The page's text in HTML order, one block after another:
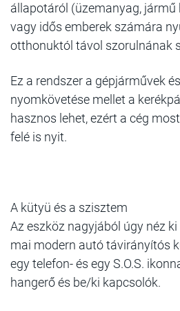
állapotáról (üzemanyag, jármű
vagy idős emberek számára
otthonuktól távol szorulnának
Ez a rendszer a gépjárművek
nyomkövetése mellet a
hasznos lehet, ezért a cég
felé is nyit.
A kütyü és a szisztem
Az eszköz nagyjából úgy néz
mai modern autó távirányítós
egy telefon- és egy S.O.S.
hangerő és be/ki kapcsolók.